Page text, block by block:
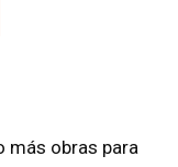
más obras para